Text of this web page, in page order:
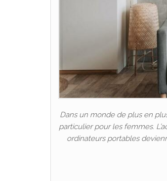
Dans un monde de plus en
particulier pour les femmes.
ordinateurs portables